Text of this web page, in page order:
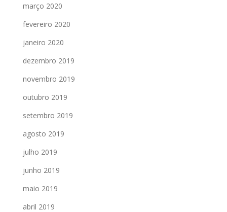
março 2020
fevereiro 2020
janeiro 2020
dezembro 2019
novembro 2019
outubro 2019
setembro 2019
agosto 2019
julho 2019
junho 2019
maio 2019
abril 2019